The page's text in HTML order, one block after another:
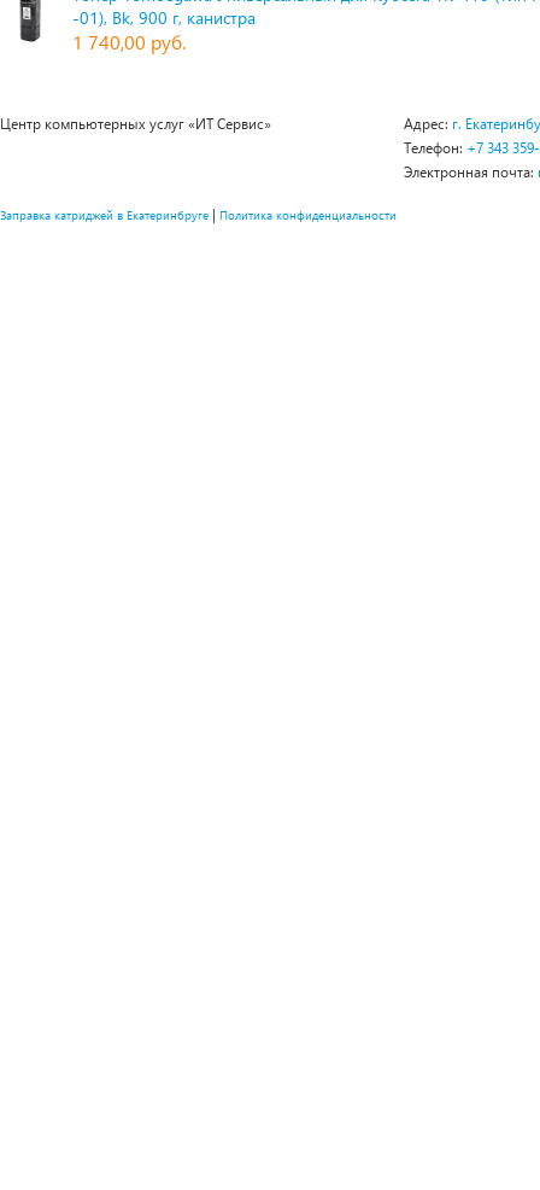
-01), Bk, 900 г, канистра
1 740,00 руб.
Центр компьютерных услуг «ИТ Сервис» Адрес: г.
Телефон: +7 343
Электронная почта:
Заправка катриджей в Екатеринбруге | Политика конфиденциальности